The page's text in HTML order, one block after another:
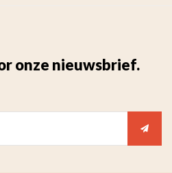
onze nieuwsbrief.